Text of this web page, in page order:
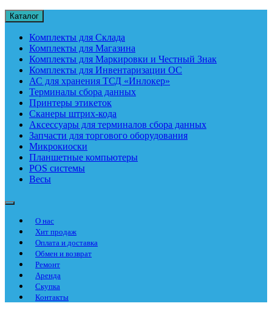
Каталог
Комплекты для Склада
Комплекты для Магазина
Комплекты для Маркировки и Честный Знак
Комплекты для Инвентаризации ОС
АС для хранения ТСД «Инлокер»
Терминалы сбора данных
Принтеры этикеток
Сканеры штрих-кода
Аксессуары для терминалов сбора данных
Запчасти для торгового оборудования
Микрокиоски
Планшетные компьютеры
POS системы
Весы
О нас
Хит продаж
Оплата и доставка
Обмен и возврат
Ремонт
Аренда
Скупка
Контакты